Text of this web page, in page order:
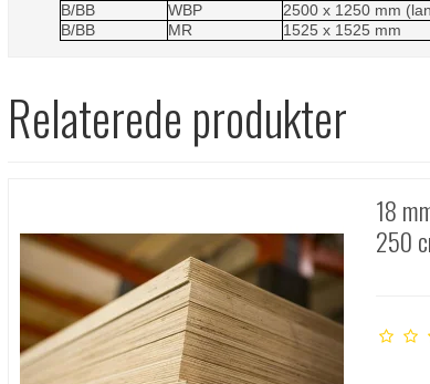
B/BB
WBP 2500 x 1250 mm
B/BB
MR 1525 x 1525 mm
Relaterede produkter
18
250